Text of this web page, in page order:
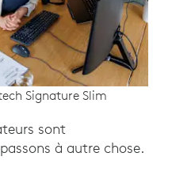
Signature Slim
sont
à autre chose.